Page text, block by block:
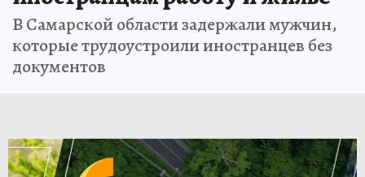
В Самарской области задержали мужчин,
которые трудоустроили иностранцев без
документов